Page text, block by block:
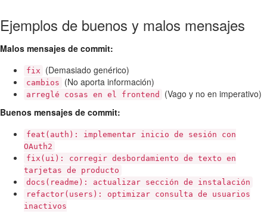
Ejemplos de buenos y malos mensajes
Malos mensajes de commit:
fix (Demasiado genérico)
cambios (No aporta información)
arreglé cosas en el frontend
(Vago y no en imperativo)
Buenos mensajes de commit:
feat(auth): implementar inicio de sesión con
OAuth2
fix(ui): corregir desbordamiento de texto en
tarjetas de producto
docs(readme): actualizar sección de instalación
refactor(users): optimizar consulta de usuarios
inactivos